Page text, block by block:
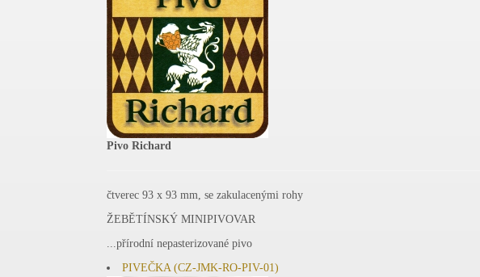
Pivo Richard
čtverec 93 x 93 mm, se zakulacenými rohy
ŽEBĚTÍNSKÝ MINIPIVOVAR
...přírodní nepasterizované pivo
PIVEČKA (CZ-JMK-RO-PIV-01)